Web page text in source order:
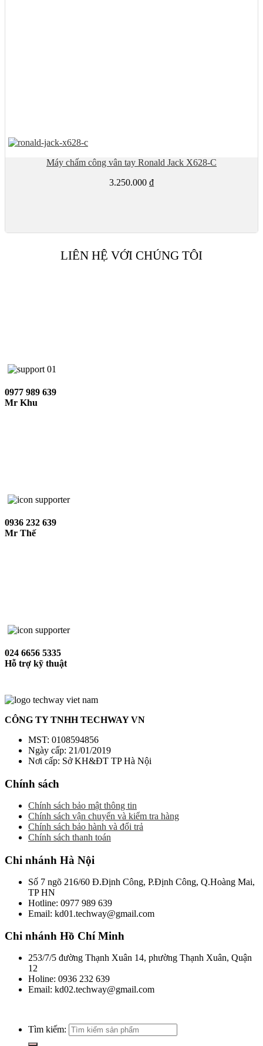
Máy chấm công vân tay Ronald Jack X628-C
3.250.000 ₫
LIÊN HỆ VỚI CHÚNG TÔI
0977 989 639
Mr Khu
0936 232 639
Mr Thế
024 6656 5335
Hỗ trợ kỹ thuật
CÔNG TY TNHH TECHWAY VN
MST: 0108594856
Ngày cấp: 21/01/2019
Nơi cấp: Sở KH&ĐT TP Hà Nội
Chính sách
Chính sách bảo mật thông tin
Chính sách vận chuyển và kiểm tra hàng
Chính sách bảo hành và đổi trả
Chính sách thanh toán
Chi nhánh Hà Nội
Số 7 ngõ 216/60 Đ.Định Công, P.Định Công, Q.Hoàng Mai,
TP HN
Hotline: 0977 989 639
Email: kd01.techway@gmail.com
Chi nhánh Hồ Chí Minh
253/7/5 đường Thạnh Xuân 14, phường Thạnh Xuân, Quận
12
Holine: 0936 232 639
Email: kd02.techway@gmail.com
Tìm kiếm: